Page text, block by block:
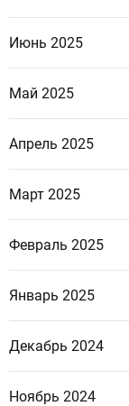
Июнь 2025
Май 2025
Апрель 2025
Март 2025
Февраль 2025
Январь 2025
Декабрь 2024
Ноябрь 2024